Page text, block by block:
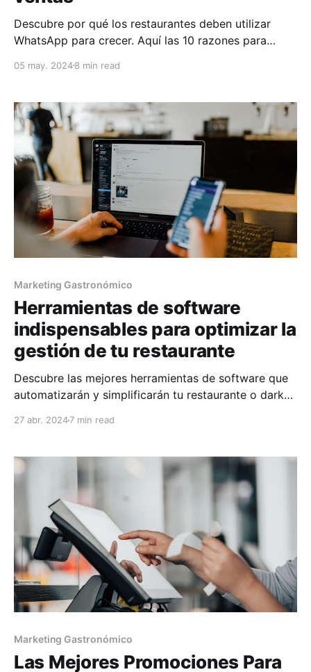
Descubre por qué los restaurantes deben utilizar
WhatsApp para crecer. Aquí las 10 razones para
05 may. 20248 min read
Marketing Gastronómico
Herramientas de software
indispensables para optimizar la
gestión de tu restaurante
Descubre las mejores herramientas de software que
automatizarán y simplificarán tu restaurante o dark
27 abr. 20247 min read
Marketing Gastronómico
Las Mejores Promociones Para